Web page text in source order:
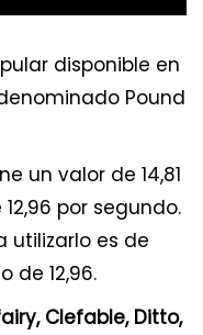
disponible en
Pound
un valor de 14,81
por segundo.
utilizarlo es de
de 12,96.
Clefable, Ditto,